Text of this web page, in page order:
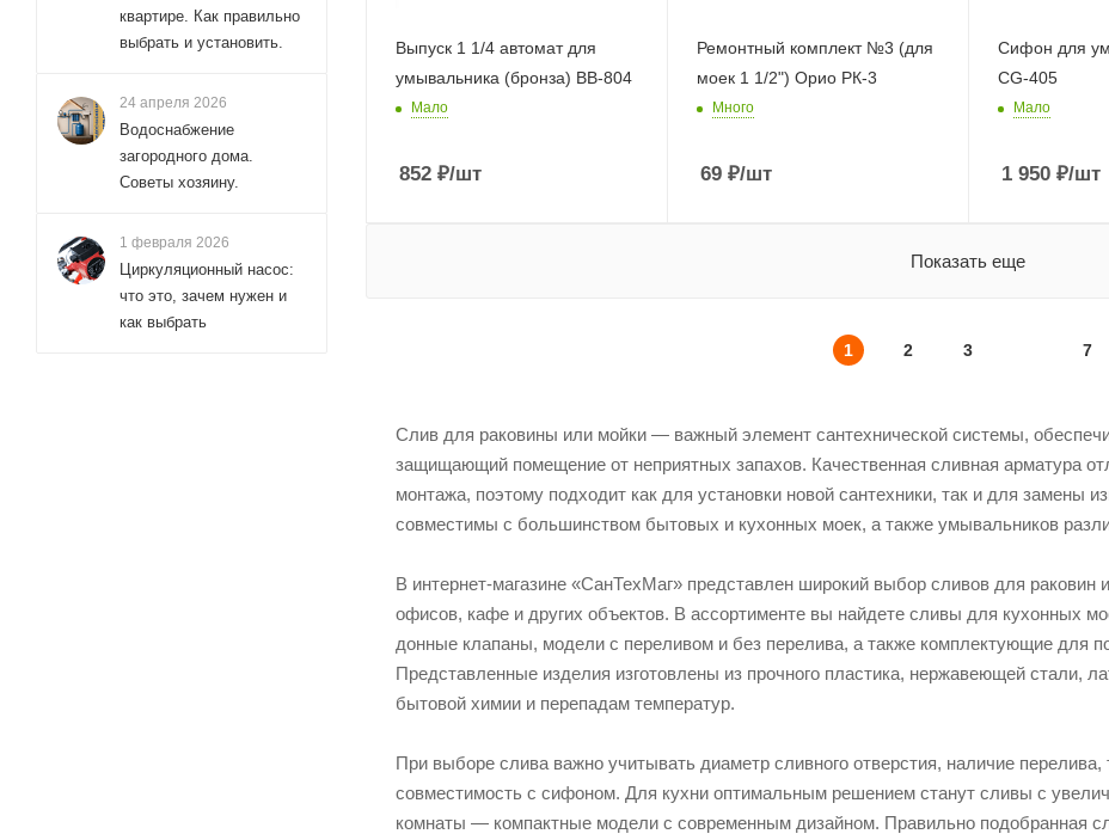
Выпуск 1 1/4 автомат для
умывальника (бронза) ВВ-804
Мало
852 ₽/шт
Ремонтный комплект №3 (для
моек 1 1/2") Орио РК-3
Много
69₽/шт
Сифон для
СG-405
Мало
1 950₽/шт
Показать еще
1 2 3 7
Слив для раковины или мойки — важный элемент сантехнической системы,
защищающий помещение от неприятных запахов. Качественная сливная арматура
монтажа, поэтому подходит как для установки новой сантехники, так и для
совместимы с большинством бытовых и кухонных моек, а также умывальников
В интернет-магазине «СанТехМаг» представлен широкий выбор сливов для
офисов, кафе и других объектов. В ассортименте вы найдете сливы для кухонных
донные клапаны, модели с переливом и без перелива, а также комплектующие для
Представленные изделия изготовлены из прочного пластика, нержавеющей стали,
бытовой химии и перепадам температур.
При выборе слива важно учитывать диаметр сливного отверстия, наличие
совместимость с сифоном. Для кухни оптимальным решением станут сливы с
комнаты — компактные модели с современным дизайном. Правильно подобранная
квартире. Как правильно
выбрать и установить.
24 апреля 2026
Водоснабжение
загородного дома.
Советы хозяину.
1 февраля 2026
Циркуляционный насос:
что это, зачем нужен и
как выбрать